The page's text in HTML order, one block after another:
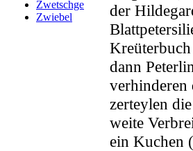
Zwetschge
Zwiebel
der
dann
verhinderen
zerteylen
weite
ein Kuchen